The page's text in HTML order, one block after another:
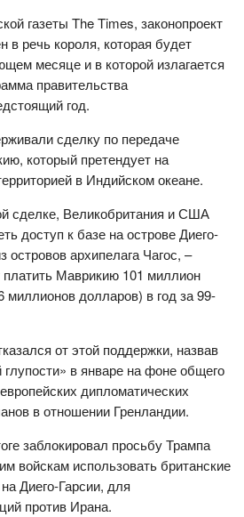
газеты The Times, законопроект
в речь короля, которая будет
месяце и в которой излагается
правительства
год.
сделку по передаче
который претендует на
в Индийском океане.
сделке, Великобритания и США
доступ к базе на острове Диего-
островов архипелага Чагос, –
Маврикию 101 миллион
миллионов долларов) в год за 99-
от этой поддержки, назвав
в январе на фоне общего
дипломатических
в отношении Гренландии.
заблокировал просьбу Трампа
войскам использовать британские
Диего-Гарсии, для
против Ирана.